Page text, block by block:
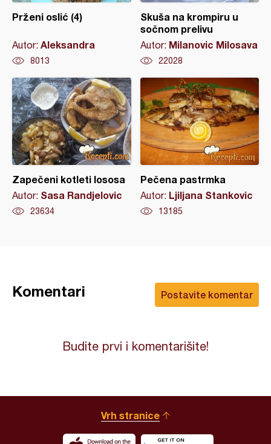
Prženi oslić (4)
Autor: Aleksandra
8013
Skuša na krompiru u
sočnom prelivu
Autor: Milanovic Milosava
22028
Zapečeni kotleti lososa
Autor: Sasa Randjelovic
23634
Pečena pastrmka
Autor: Ljiljana Stankovic
13185
Postavite komentar
Komentari
Budite prvi i komentarišite!
Vrh stranice